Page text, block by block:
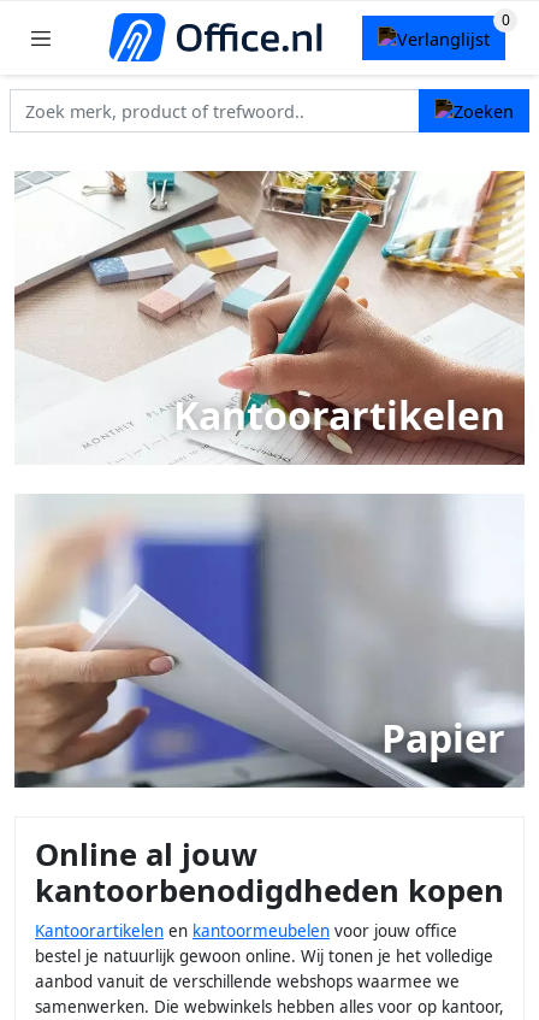
Kantoorartikelen
Papier
Online al jouw
kantoorbenodigdheden kopen
Kantoorartikelen en kantoormeubelen voor jouw office
bestel je natuurlijk gewoon online. Wij tonen je het volledige
aanbod vanuit de verschillende webshops waarmee we
samenwerken. Die webwinkels hebben alles voor op kantoor,